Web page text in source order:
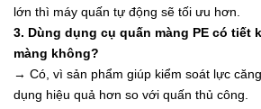
lớn thì máy quấn tự động sẽ tối ưu hơn.
3. Dùng dụng cụ quấn màng PE có tiết
màng không?
→ Có, vì sản phẩm giúp kiểm soát lực
dụng hiệu quả hơn so với quấn thủ công.